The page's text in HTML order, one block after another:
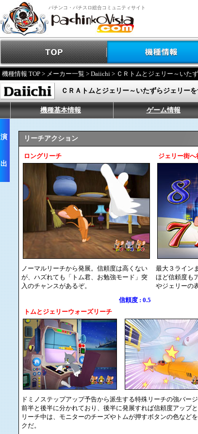
パチンコ・パチスロ総合コミュニティサイト
機種情報 TOP > メーカー一覧 > Daiichi > ＣＲトムとジェリー～いた
ＣＲＡトムとジェリー～いたずらジェリー
機種基本情報 ゲーム情報
演
出
リーチアクション
ロングリーチ ジェリー街
ノーマルリーチから発展。信頼度は高くない
が、ハズれても「トム君、お勉強モード」突
入のチャンスがあるぞ。
信頼度 : 0.5
最大３ライン
ほど信頼度も
やジェリーの
トムとジェリーウォーズリーチ
ドミノステップアップ予告から派生する特殊リーチの強バージ
前半と後半に分かれており、後半に発展すれば信頼度アップと
リーチ中は、モニターのチーズやトムが押すボタンの色など
クだ。